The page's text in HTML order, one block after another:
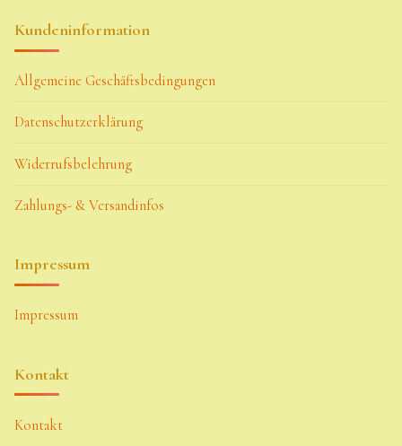
Kundeninformation
Allgemeine Geschäftsbedingungen
Datenschutzerklärung
Widerrufsbelehrung
Zahlungs- & Versandinfos
Impressum
Impressum
Kontakt
Kontakt